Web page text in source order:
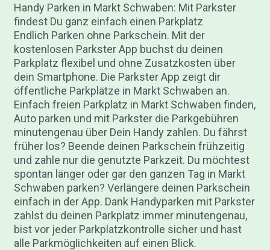
Handy Parken in Markt Schwaben: Mit Parkster
findest Du ganz einfach einen Parkplatz
Endlich Parken ohne Parkschein. Mit der
kostenlosen Parkster App buchst du deinen
Parkplatz flexibel und ohne Zusatzkosten über
dein Smartphone. Die Parkster App zeigt dir
öffentliche Parkplätze in Markt Schwaben an.
Einfach freien Parkplatz in Markt Schwaben finden,
Auto parken und mit Parkster die Parkgebühren
minutengenau über Dein Handy zahlen. Du fährst
früher los? Beende deinen Parkschein frühzeitig
und zahle nur die genutzte Parkzeit. Du möchtest
spontan länger oder gar den ganzen Tag in Markt
Schwaben parken? Verlängere deinen Parkschein
einfach in der App. Dank Handyparken mit Parkster
zahlst du deinen Parkplatz immer minutengenau,
bist vor jeder Parkplatzkontrolle sicher und hast
alle Parkmöglichkeiten auf einen Blick.